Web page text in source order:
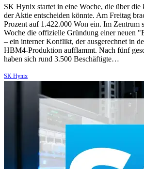
SK Hynix startet in eine Woche, die über
der Aktie entscheiden könnte. Am Freitag
Prozent auf 1.422.000 Won ein. Im Zentrum
Woche die offizielle Gründung einer neuen
– ein interner Konflikt, der ausgerechnet in
HBM4-Produktion aufflammt. Nach fünf
haben sich rund 3.500 Beschäftigte…
SK Hynix